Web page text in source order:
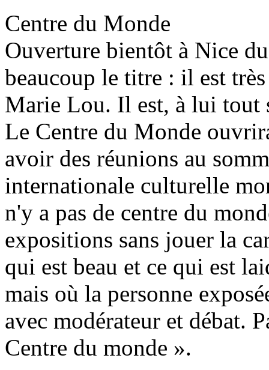
Centre du Monde
Ouverture bientôt à Nice
beaucoup le titre : il est
Marie Lou. Il est, à lui tout
Le Centre du Monde
avoir des réunions au
internationale culturelle
n'y a pas de centre du
expositions sans jouer la
qui est beau et ce qui est
mais où la personne
avec modérateur et débat.
Centre du monde ».